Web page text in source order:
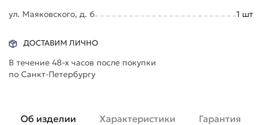
ул. Маяковского, д. 6 1 шт
ДОСТАВИМ ЛИЧНО
В течение 48-х часов после покупки
по Санкт-Петербургу
Об изделии Характеристики Гарантия